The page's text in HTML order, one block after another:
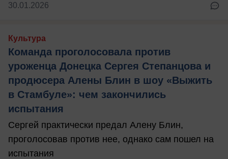
30.01.2026
Культура
Команда проголосовала против
уроженца Донецка Сергея Степанцова и
продюсера Алены Блин в шоу «Выжить
в Стамбуле»: чем закончились
испытания
Сергей практически предал Алену Блин,
проголосовав против нее, однако сам пошел на
испытания